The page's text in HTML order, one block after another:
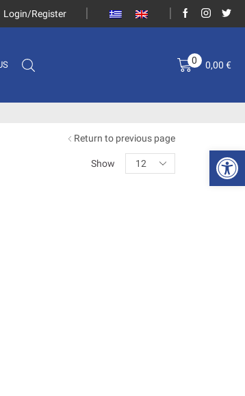
Login/Register
0 0,00 €
Return to previous page
Show